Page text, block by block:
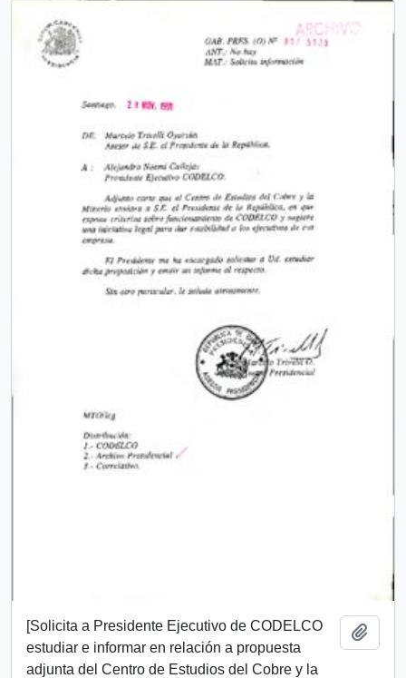
[Solicita a Presidente Ejecutivo de CODELCO
estudiar e informar en relación a propuesta
adjunta del Centro de Estudios del Cobre y la